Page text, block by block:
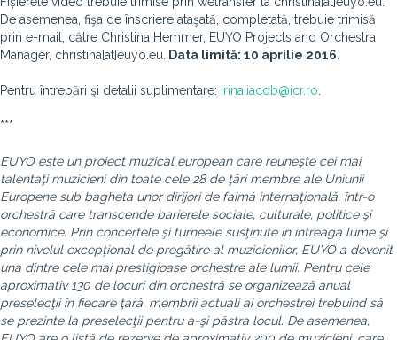
De asemenea, fişa de înscriere ataşată, completată, trebuie trimisă
prin e-mail, către Christina Hemmer, EUYO Projects and Orchestra
Manager, christina[at]euyo.eu.
Data limită: 10 aprilie 2016.
Pentru întrebări şi detalii suplimentare: irina.iacob@icr.ro
***
EUYO este un proiect muzical european care reuneşte cei mai
talentaţi muzicieni din toate cele 28 de ţări membre ale Uniunii
Europene sub bagheta unor dirijori de faimă internaţională, într-o
orchestră care transcende barierele sociale, culturale, politice şi
economice. Prin concertele şi turneele susţinute în întreaga lume şi
prin nivelul excepţional de pregătire al muzicienilor, EUYO a devenit
una dintre cele mai prestigioase orchestre ale lumii. Pentru cele
aproximativ 130 de locuri din orchestră se organizează anual
preselecţii în fiecare ţară, membrii actuali ai orchestrei trebuind să
se prezinte la preselecţii pentru a-şi păstra locul. De asemenea,